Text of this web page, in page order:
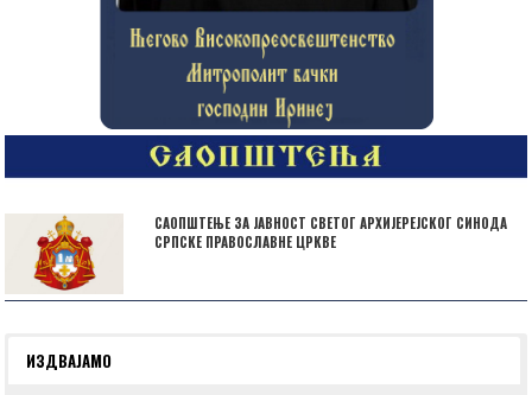
САОПШТЕЊЕ ЗА ЈАВНОСТ СВЕТОГ АРХИЈЕРЕЈСКОГ СИНОДА
СРПСКЕ ПРАВОСЛАВНЕ ЦРКВЕ
ИЗДВАЈАМО